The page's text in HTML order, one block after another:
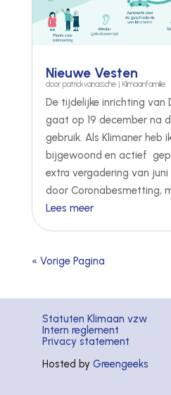
Nieuwe Vesten
door patrickvanassche| Klimaanfamilie
De tijdelijke inrichting van
gaat op 19 december na
gebruik. Als Klimaner heb
bijgewoond en actief
extra vergadering van
door Coronabesmetting,
Lees meer
« Vorige Pagina
Statuten Klimaan vzw
Intern reglement
Privacy statement
Hosted by Greengeeks